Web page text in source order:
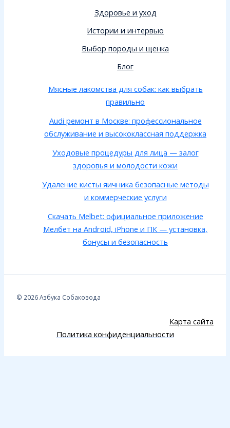
Здоровье и уход
Истории и интервью
Выбор породы и щенка
Блог
Мясные лакомства для собак: как выбрать
правильно
Audi ремонт в Москве: профессиональное
обслуживание и высококлассная поддержка
Уходовые процедуры для лица — залог
здоровья и молодости кожи
Удаление кисты яичника безопасные методы
и коммерческие услуги
Скачать Melbet: официальное приложение
Мелбет на Android, iPhone и ПК — установка,
бонусы и безопасность
© 2026 Азбука Собаковода
Карта сайта
Политика конфиденциальности